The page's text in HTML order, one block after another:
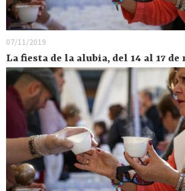
07/11/2019
La fiesta de la alubia, del 14 al 17